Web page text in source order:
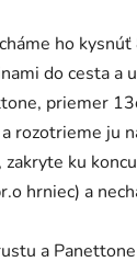
ho
do cesta
priemer
rozotrieme ju
ku
hrniec) a
a